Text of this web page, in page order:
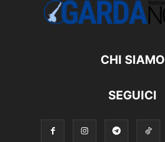
CHI SIAMO
SEGUICI